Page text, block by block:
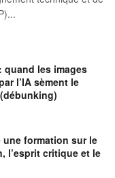
quand les images
l’IA sèment le
une formation sur le
l’esprit critique et le